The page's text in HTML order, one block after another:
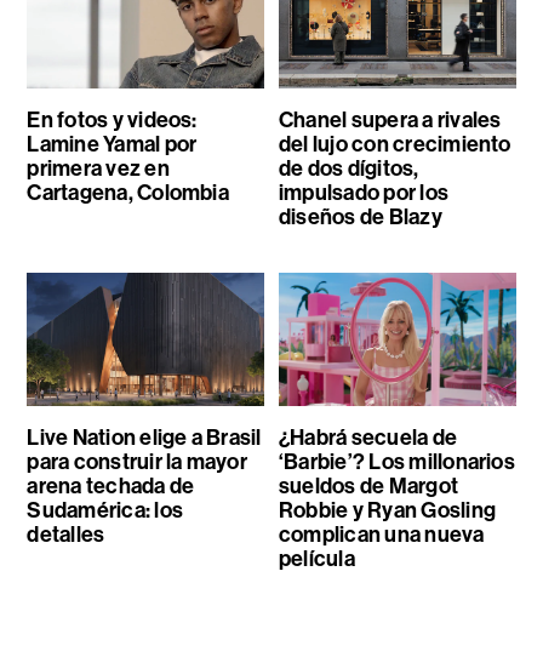
En fotos y videos:
Lamine Yamal por
primera vez en
Cartagena, Colombia
Chanel supera a rivales
del lujo con crecimiento
de dos dígitos,
impulsado por los
diseños de Blazy
Live Nation elige a Brasil
para construir la mayor
arena techada de
Sudamérica: los
detalles
¿Habrá secuela de
‘Barbie’? Los millonarios
sueldos de Margot
Robbie y Ryan Gosling
complican una nueva
película